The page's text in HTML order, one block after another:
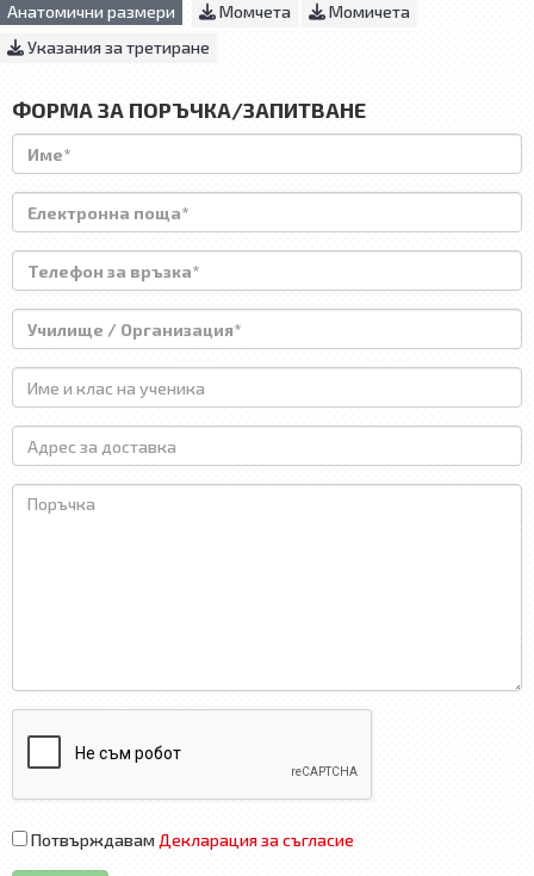
Анатомични размери
Момчета
Момичета
Указания за третиране
ФОРМА ЗА ПОРЪЧКА/ЗАПИТВАНЕ
Потвърждавам Декларация за съгласие